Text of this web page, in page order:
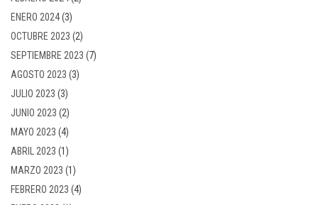
ENERO 2024(3)
OCTUBRE 2023 (2)
SEPTIEMBRE 2023 (7)
AGOSTO 2023 (3)
JULIO 2023 (3)
JUNIO 2023 (2)
MAYO 2023 (4)
ABRIL 2023 (1)
MARZO 2023 (1)
FEBRERO 2023 (4)